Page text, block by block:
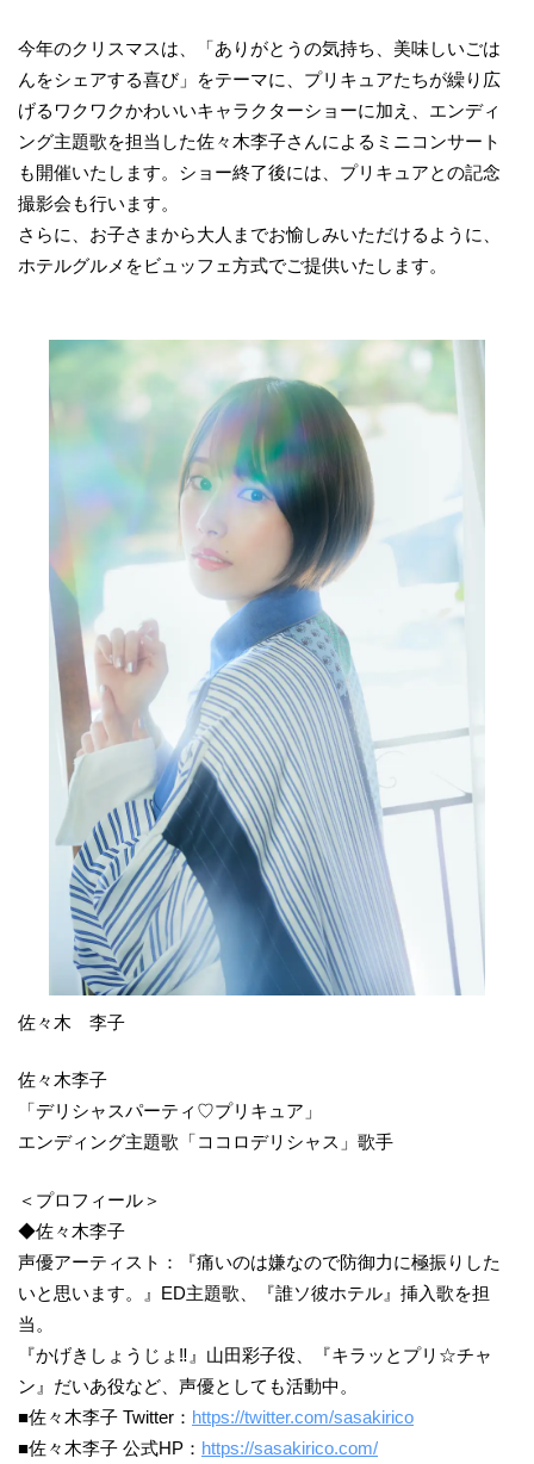
今年のクリスマスは、「ありがとうの気持ち、美味しいごは
んをシェアする喜び」をテーマに、プリキュアたちが繰り広
げるワクワクかわいいキャラクターショーに加え、エンディ
ング主題歌を担当した佐々木李子さんによるミニコンサート
も開催いたします。ショー終了後には、プリキュアとの記念
撮影会も行います。
さらに、お子さまから大人までお愉しみいただけるように、
ホテルグルメをビュッフェ方式でご提供いたします。
佐々木 李子
佐々木李子
「デリシャスパーティ♡プリキュア」
エンディング主題歌「ココロデリシャス」歌手
＜プロフィール＞
◆佐々木李子
声優アーティスト：『痛いのは嫌なので防御力に極振りした
いと思います。』ED主題歌、『誰ソ彼ホテル』挿入歌を担
当。
『かげきしょうじょ‼』山田彩子役、『キラッとプリ☆チャ
ン』だいあ役など、声優としても活動中。
■佐々木李子 Twitter： https://twitter.com/sasakirico
■佐々木李子 公式HP： https://sasakirico.com/